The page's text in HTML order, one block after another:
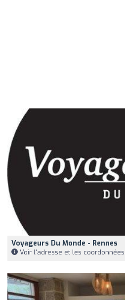
Voyageurs Du Monde - Rennes
Voir l'adresse et les coordonnées